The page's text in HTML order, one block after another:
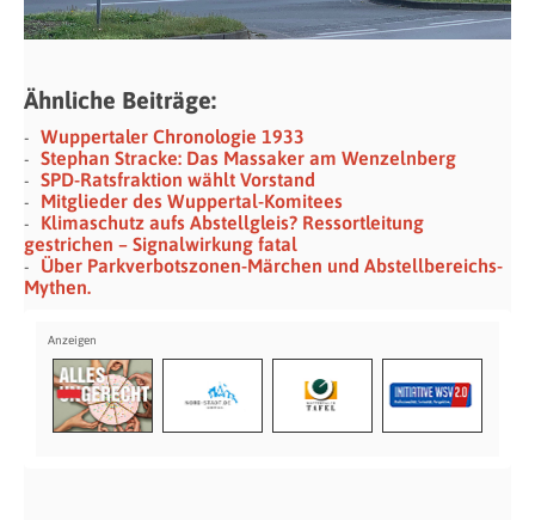
Ähnliche Beiträge:
Wuppertaler Chronologie 1933
Stephan Stracke: Das Massaker am Wenzelnberg
SPD-Ratsfraktion wählt Vorstand
Mitglieder des Wuppertal-Komitees
Klimaschutz aufs Abstellgleis? Ressortleitung
gestrichen – Signalwirkung fatal
Über Parkverbotszonen-Märchen und Abstellbereichs-
Mythen.